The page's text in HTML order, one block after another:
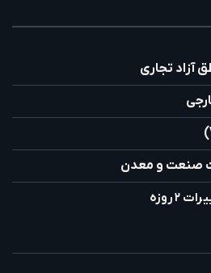
آزاد تجاری
صنعت و معدن
روزه